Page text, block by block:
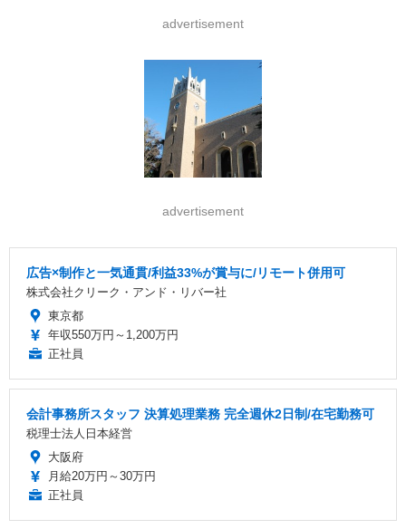
advertisement
advertisement
広告×制作と一気通貫/利益33%が賞与に/リモート併用可
株式会社クリーク・アンド・リバー社
東京都
年収550万円～1,200万円
正社員
会計事務所スタッフ 決算処理業務 完全週休2日制/在宅勤務可
税理士法人日本経営
大阪府
月給20万円～30万円
正社員